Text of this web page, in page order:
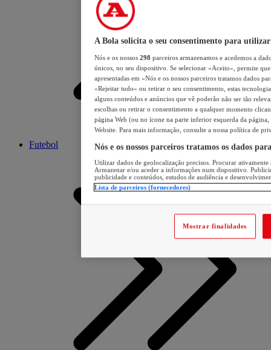
Futebol
A Bola solicita o seu consentimento para utilizar
Nós e os nossos 298 parceiros armazenamos e acedemos a
únicos, no seu dispositivo. Se selecionar «Aceito», permite
apresentadas em «Nós e os nossos parceiros tratamos dados
«Rejeitar tudo» ou retirar o seu consentimento, estas
alguns conteúdos e anúncios que vê poderão não ser tão
escolhas ou retirar o consentimento a qualquer momento
página Web (ou no ícone na parte inferior esquerda da página,
Website. Para mais informação, consulte a nossa política de
Nós e os nossos parceiros tratamos os dados
Utilizar dados de geolocalização precisos. Procurar
Armazenar e/ou aceder a informações num dispositivo.
publicidade e conteúdos, estudos de audiência e
Lista de parceiros (fornecedores)
Mostrar finalidades